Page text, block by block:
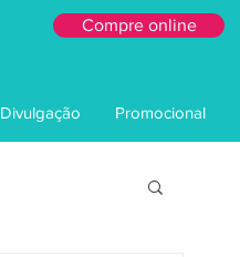
Compre online
Divulgação Promocional